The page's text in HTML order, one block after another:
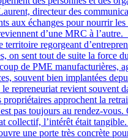
directeur des
aux échanges pour nourrir les
d’une MRC à
territoire regorgeant
on sent tout de suite la force
de PME manufacturières,
souvent bien implantées
repreneuriat revient souvent
propriétaires approchent la
pas toujours au rendez-vous.
collectif, l’intérêt était
une porte très concrète